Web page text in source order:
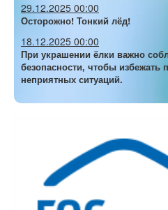
29.12.2025 00:00
Осторожно! Тонкий лёд!
18.12.2025 00:00
При украшении ёлки важно
безопасности, чтобы избежать
неприятных ситуаций.